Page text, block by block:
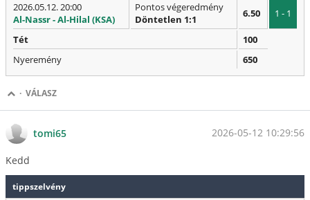
2026.05.12. 20:00
Al-Nassr - Al-Hilal (KSA)
Pontos végeredmény
Döntetlen 1:1
6.50 1 - 1
Tét
100
Nyeremény
650
· VÁLASZ
tomi65 2026-05-12 10:29:56
Kedd
tippszelvény